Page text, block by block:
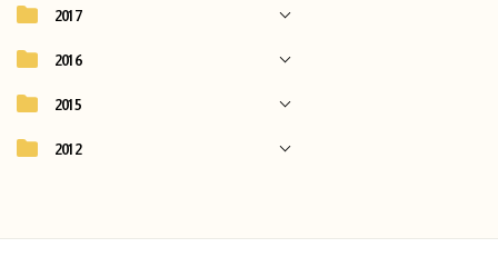
2017
2016
2015
2012